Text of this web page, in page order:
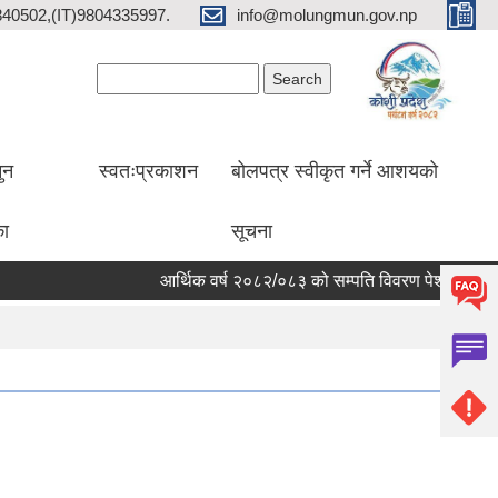
info@molungmun.gov.np
स्वतःप्रकाशन बोलपत्र स्वीकृत गर्ने आशयको
सूचना
आर्थिक वर्ष २०८२/०८३ को सम्पति विवरण पेश गर्ने सम्बन्धी